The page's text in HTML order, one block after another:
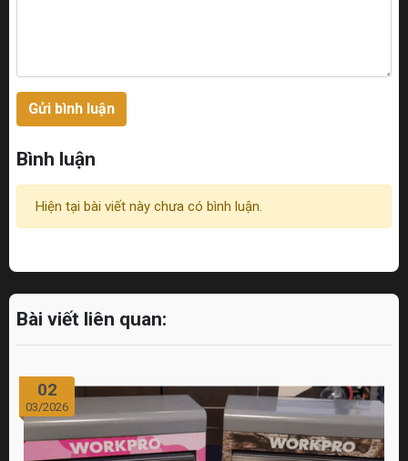
Gửi bình luận
Bình luận
Hiện tại bài viết này chưa có bình luận.
Bài viết liên quan:
02
03/2026